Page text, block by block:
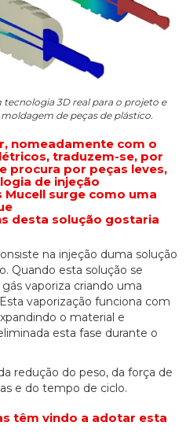
3D real para o projeto e
de peças de plástico.
nomeadamente com o
traduzem-se, por
procura por peças leves,
de injeção
surge como uma
desta solução gostaria
na injeção duma solução
Quando esta solução se
vaporiza criando uma
vaporização funciona com
o material e
esta fase durante o
redução do peso, da força de
e do tempo de ciclo.
têm vindo a adotar esta